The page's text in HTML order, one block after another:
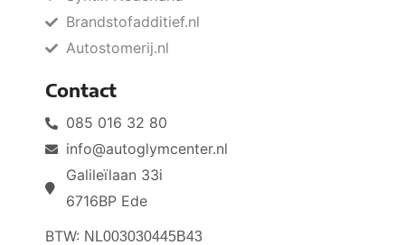
Brandstofadditief.nl
Autostomerij.nl
Contact
085 016 32 80
info@autoglymcenter.nl
Galileïlaan 33i
6716BP Ede
BTW: NL003030445B43